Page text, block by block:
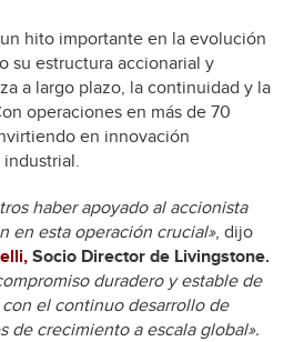
hito importante en la evolución
su estructura accionarial y
a largo plazo, la continuidad y la
operaciones en más de 70
en innovación
haber apoyado al accionista
en esta operación crucial», dijo
Socio Director de Livingstone.
duradero y estable de
el continuo desarrollo de
de crecimiento a escala global».